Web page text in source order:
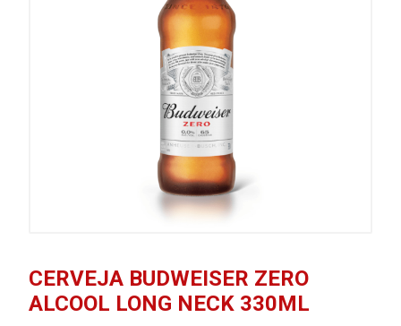
CERVEJA BUDWEISER ZERO
ALCOOL LONG NECK 330ML